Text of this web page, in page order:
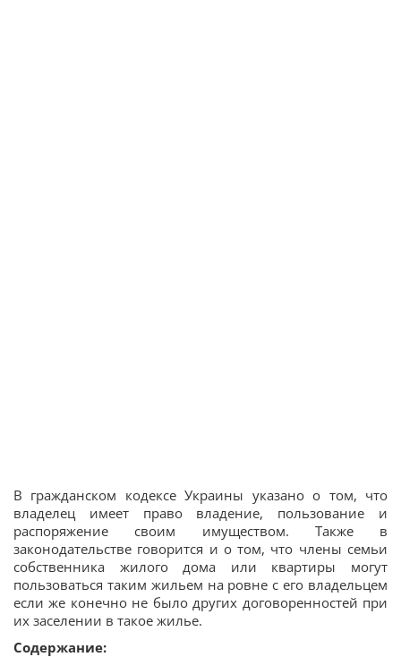
В гражданском кодексе Украины указано о том, что
владелец имеет право владение, пользование и
распоряжение своим имуществом. Также в
законодательстве говорится и о том, что члены семьи
собственника жилого дома или квартиры могут
пользоваться таким жильем на ровне с его владельцем
если же конечно не было других договоренностей при
их заселении в такое жилье.
Содержание: